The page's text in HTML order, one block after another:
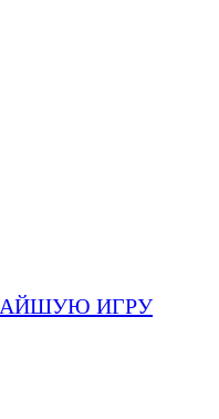
ИГРУ